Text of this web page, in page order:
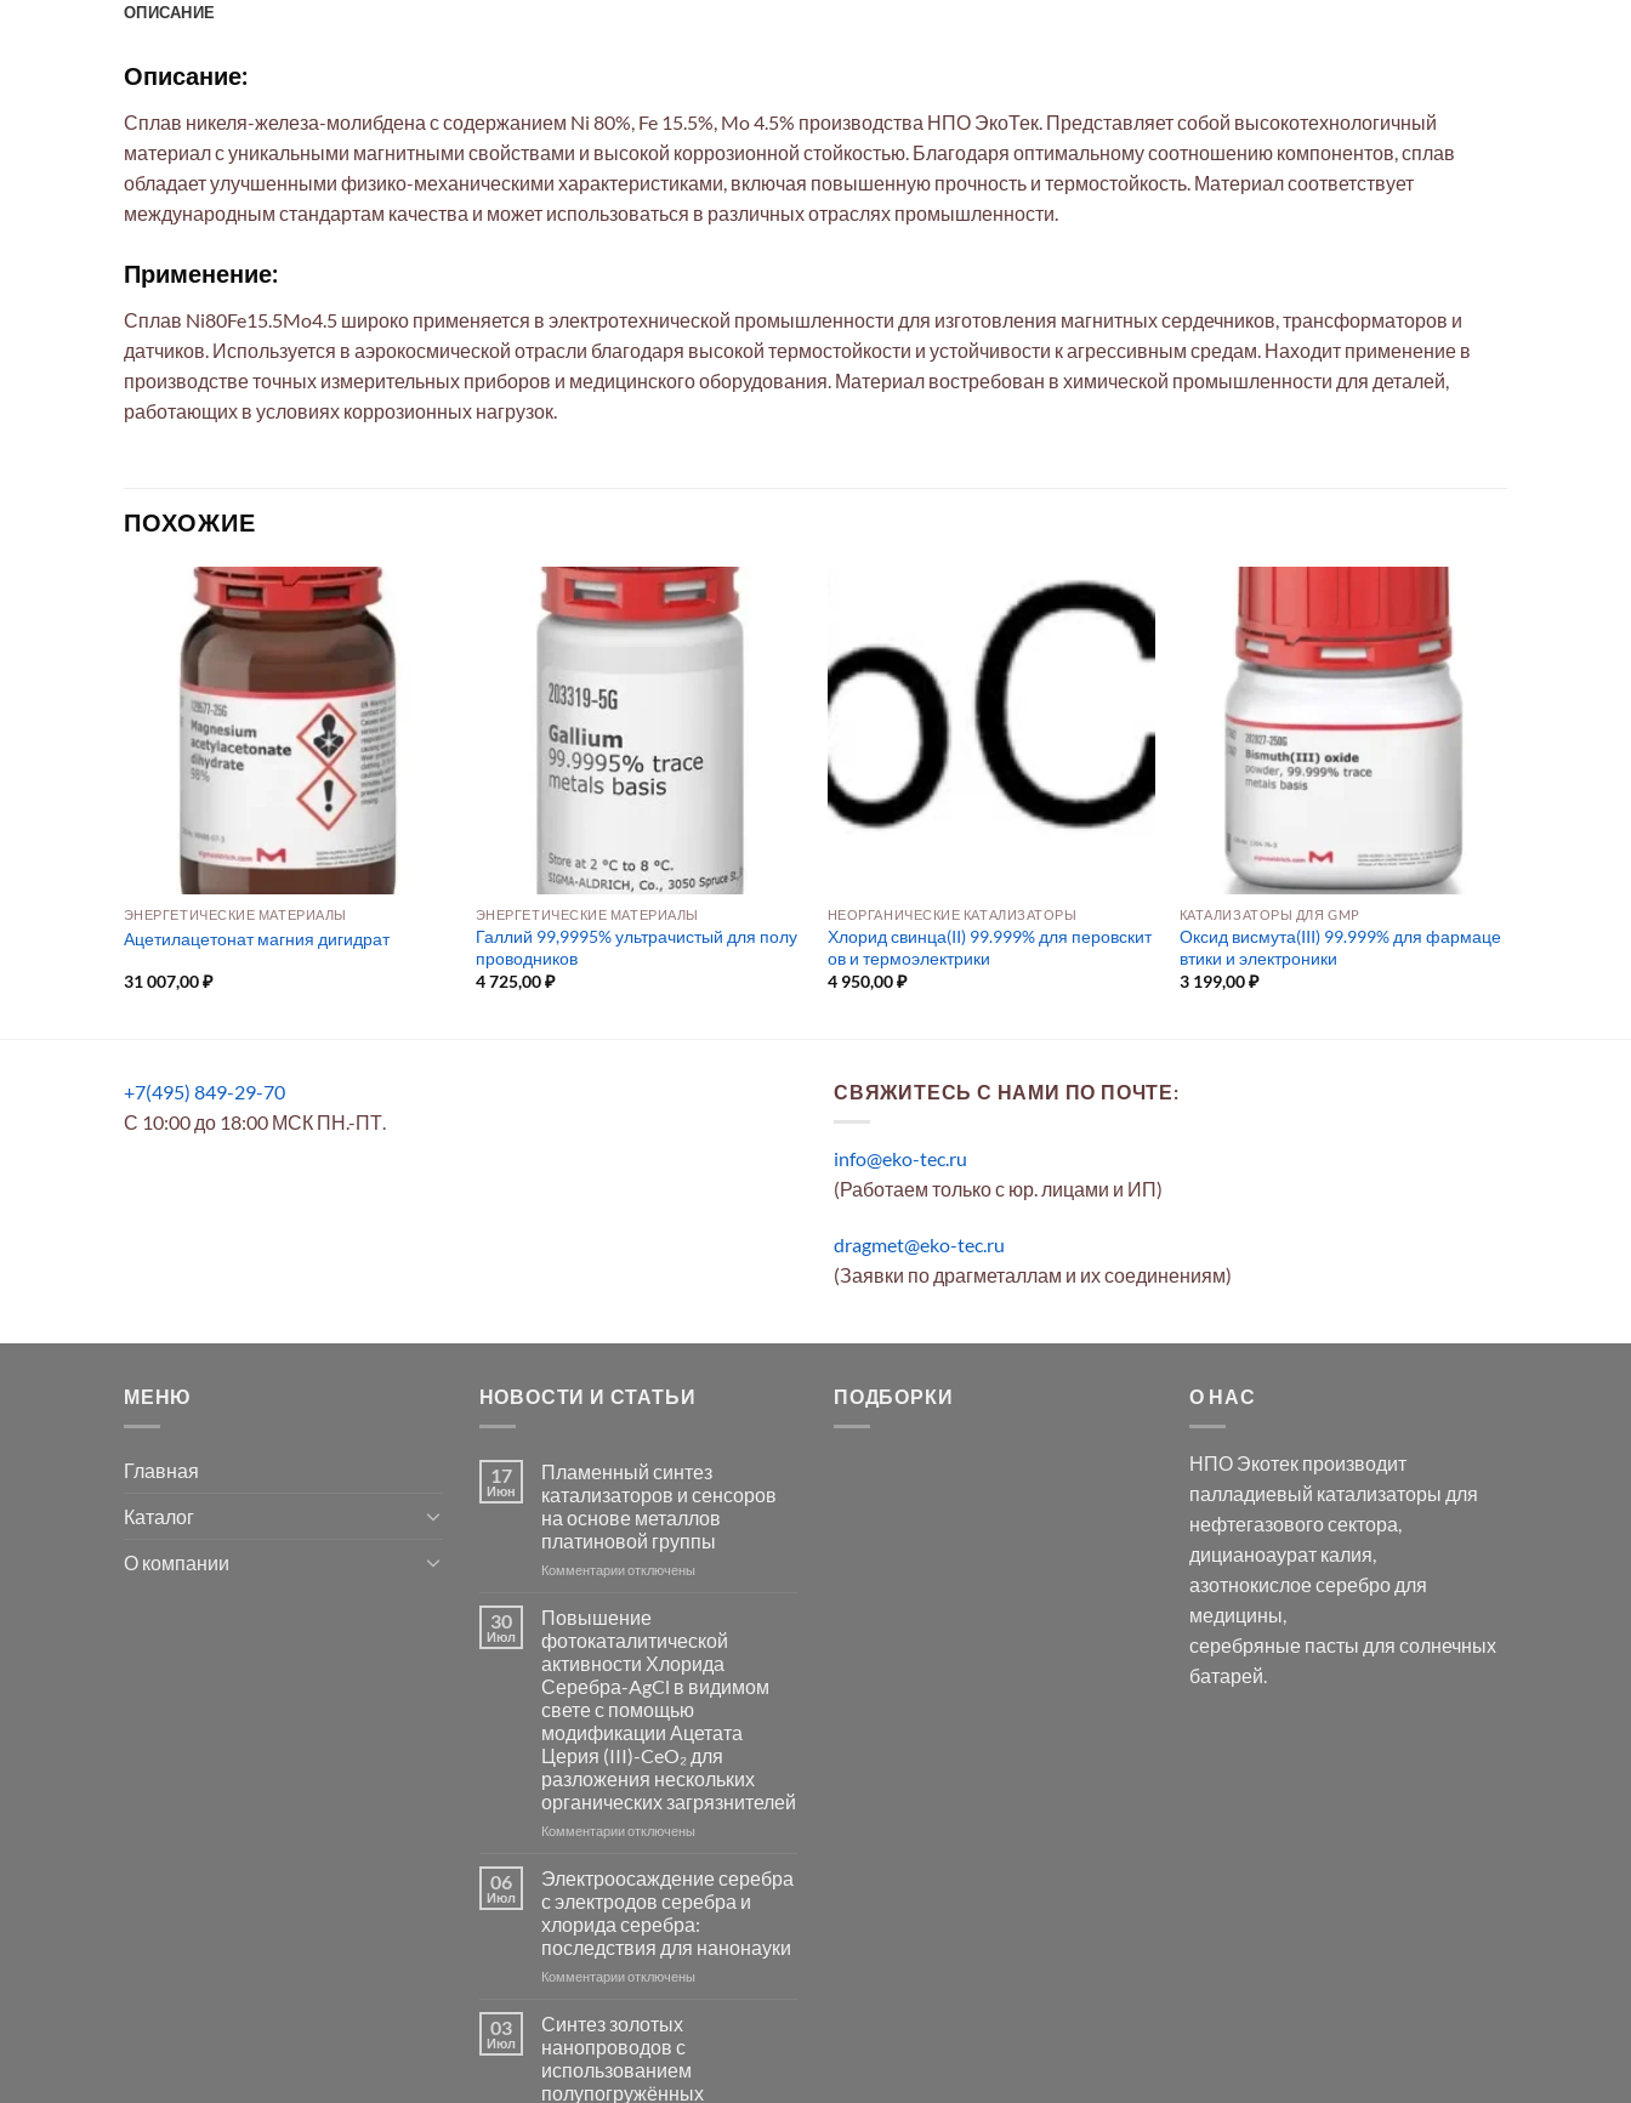
ОПИСАНИЕ
Описание:
Сплав никеля-железа-молибдена с содержанием Ni 80%, Fe 15.5%, Mo 4.5% производства НПО ЭкоТек. Представляет собой высокотехнологичный
материал с уникальными магнитными свойствами и высокой коррозионной стойкостью. Благодаря оптимальному соотношению компонентов, сплав
обладает улучшенными физико-механическими характеристиками, включая повышенную прочность и термостойкость. Материал соответствует
международным стандартам качества и может использоваться в различных отраслях промышленности.
Применение:
Сплав Ni80Fe15.5Mo4.5 широко применяется в электротехнической промышленности для изготовления магнитных сердечников, трансформаторов и
датчиков. Используется в аэрокосмической отрасли благодаря высокой термостойкости и устойчивости к агрессивным средам. Находит применение в
производстве точных измерительных приборов и медицинского оборудования. Материал востребован в химической промышленности для деталей,
работающих в условиях коррозионных нагрузок.
ПОХОЖИЕ
ЭНЕРГЕТИЧЕСКИЕ МАТЕРИАЛЫ
Ацетилацетонат магния дигидрат
31 007,00₽
ЭНЕРГЕТИЧЕСКИЕ МАТЕРИАЛЫ
Галлий 99,9995% ультрачистый для полу
проводников
4 725,00₽
НЕОРГАНИЧЕСКИЕ КАТАЛИЗАТОРЫ
Хлорид свинца(II) 99.999% для перовскит
ов и термоэлектрики
4 950,00₽
КАТАЛИЗАТОРЫ ДЛЯ GMP
Оксид висмута(III) 99.999% для фармаце
втики и электроники
3 199,00₽
+7(495) 849-29-70
С 10:00 до 18:00 МСК ПН.-ПТ.
СВЯЖИТЕСЬ С НАМИ ПО ПОЧТЕ:
info@eko-tec.ru
(Работаем только с юр. лицами и ИП)
dragmet@eko-tec.ru
(Заявки по драгметаллам и их соединениям)
МЕНЮ
Главная
Каталог
О компании
НОВОСТИ И СТАТЬИ
17
Июн
Пламенный синтез
катализаторов и сенсоров
на основе металлов
платиновой группы
Комментариик
синтез
катализаторов
и
сенсоров
на
основе
металлов
платиновой
группы
отключены
30
Июл
Повышение
фотокаталитической
активности Хлорида
Серебра-AgCl в видимом
свете с помощью
модификации Ацетата
Церия (III)-CeO₂ для
разложения нескольких
органических загрязнителей
Комментариик
фотокаталитической
активности
Хлорида
Серебра-
AgCl
свете
с
помощью
модификации
отключены
06
Июл
Электроосаждение серебра
с электродов серебра и
хлорида серебра:
последствия для нанонауки
Комментариик
серебра
с
электродов
серебра
отключены
03
Июл
Синтез золотых
нанопроводов с
использованием
полупогружённых
ПОДБОРКИ О НАС
НПО Экотек производит
палладиевый катализаторы для
нефтегазового сектора,
дицианоаурат калия,
азотнокислое серебродля
медицины,
серебряные пасты для солнечных
батарей.